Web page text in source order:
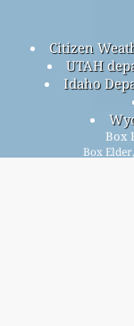
Citizen
UTAH
Idaho
Box
Box